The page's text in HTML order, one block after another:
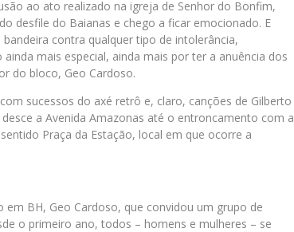
ao ato realizado na igreja de Senhor do Bonfim,
desfile do Baianas e chego a ficar emocionado. E
contra qualquer tipo de intolerância,
mais especial, ainda mais por ter a anuência dos
do bloco, Geo Cardoso.
sucessos do axé retrô e, claro, canções de Gilberto
a Avenida Amazonas até o entroncamento com a
Praça da Estação, local em que ocorre a
BH, Geo Cardoso, que convidou um grupo de
o primeiro ano, todos – homens e mulheres – se